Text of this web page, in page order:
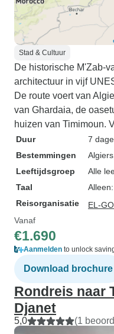
Stad & Cultuur
De historische M'Zab-
architectuur in vijf
De route voert van
van Ghardaia, de
huizen van Timimoun.
Duur
7
Bestemmingen
Algiers
Leeftijdsgroep
Alle
Taal
Reisorganisatie
EL-
Vanaf
€1.690
Aanmelden to unlock
Download brochure
Rondreis naar
Djanet
5,0 (1